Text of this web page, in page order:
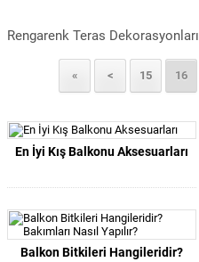
Rengarenk Teras Dekorasyonları
« < 15 16
En İyi Kış Balkonu Aksesuarları
Balkon Bitkileri Hangileridir?